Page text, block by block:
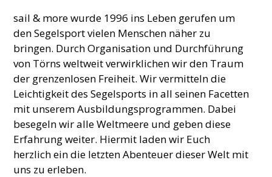
sail & more wurde 1996 ins Leben gerufen um
den Segelsport vielen Menschen näher zu
bringen. Durch Organisation und Durchführung
von Törns weltweit verwirklichen wir den Traum
der grenzenlosen Freiheit. Wir vermitteln die
Leichtigkeit des Segelsports in all seinen Facetten
mit unserem Ausbildungsprogrammen. Dabei
besegeln wir alle Weltmeere und geben diese
Erfahrung weiter. Hiermit laden wir Euch
herzlich ein die letzten Abenteuer dieser Welt mit
uns zu erleben.